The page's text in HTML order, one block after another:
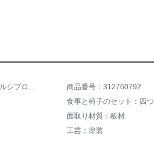
商品名称：ビンベテーブルシプロ食事テーブル4人6人セットテーブルテーブルテーブルテーブルセット小さいタイプ簡易長方形木製テーブルバージョン全黒ラウンド120*80テーブル6椅子 商品番号：312760792
食事と椅子のセット：四つ
面取り材質：板材
工芸：塗装